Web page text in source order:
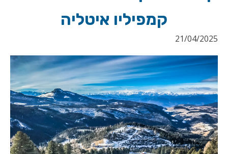
קמפיליו איטליה
21/04/2025